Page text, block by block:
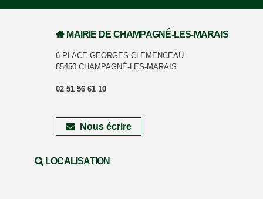
MAIRIE DE CHAMPAGNÉ-LES-MARAIS
6 PLACE GEORGES CLEMENCEAU
85450 CHAMPAGNÉ-LES-MARAIS
02 51 56 61 10
Nous écrire
LOCALISATION